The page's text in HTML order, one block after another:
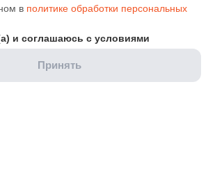
в политике обработки персональных
и соглашаюсь с условиями
Принять